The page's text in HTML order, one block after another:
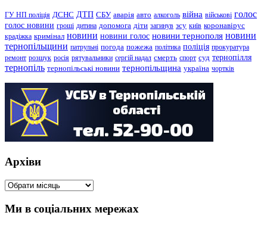
ГУ НП поліція ДСНС ДТП СБУ аварія авто алкоголь війна військові голос
голос новини гроші дитина допомога діти загинув зсу київ коронавірус
крадіжка кримінал новини новини голос новини тернополя новини
тернопільщини патрульні погода пожежа політика поліція прокуратура
ремонт розшук росія рятувальники сергій надал смерть спорт суд тернопілля
тернопіль тернопільські новини тернопільщина україна чортків
Архіви
Архіви
Ми в соціальних мережах